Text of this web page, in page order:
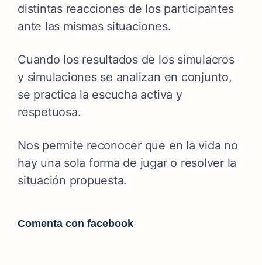
distintas reacciones de los participantes
ante las mismas situaciones.
Cuando los resultados de los simulacros
y simulaciones se analizan en conjunto,
se practica la escucha activa y
respetuosa.
Nos permite reconocer que en la vida no
hay una sola forma de jugar o resolver la
situación propuesta.
Comenta con facebook